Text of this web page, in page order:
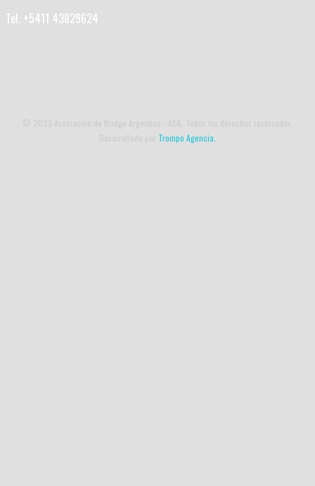
Tel. +5411 43829624
Trompo Agencia.